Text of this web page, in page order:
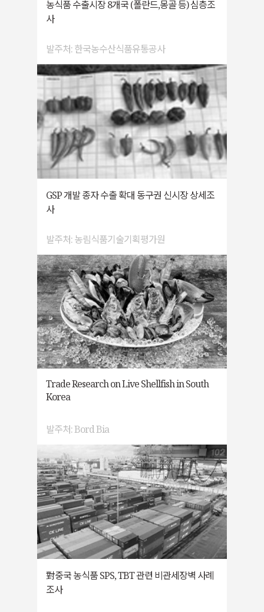
농식품 수출시장 8개국 (폴란드,몽골 등) 심층조
사
발주처: 한국농수산식품유통공사
GSP 개발 종자 수출 확대 동구권 신시장 상세조
사
발주처: 농림식품기술기획평가원
Trade Research on Live Shellfish in South
Korea
발주처: Bord Bia
對중국 농식품 SPS, TBT 관련 비관세장벽 사례
조사